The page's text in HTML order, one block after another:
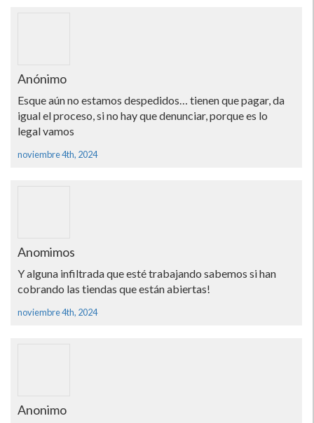
Anónimo
Esque aún no estamos despedidos… tienen que pagar, da
igual el proceso, si no hay que denunciar, porque es lo
legal vamos
noviembre 4th, 2024
Anomimos
Y alguna infiltrada que esté trabajando sabemos si han
cobrando las tiendas que están abiertas!
noviembre 4th, 2024
Anonimo